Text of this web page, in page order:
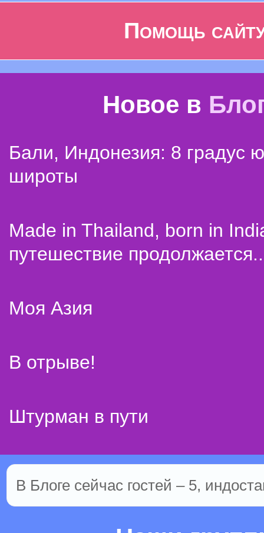
Помощь
Новое в
Бали, Индонезия: 8 градус
широты
Made in Thailand, born in
путешествие
Моя Азия
В отрыве!
Штурман в пути
В Блоге сейчас гостей – 5,